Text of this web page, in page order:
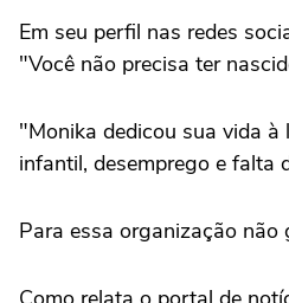
Em seu perfil nas redes
"Você não precisa ter
"Monika dedicou sua vida à
infantil, desemprego e falta
Para essa organização